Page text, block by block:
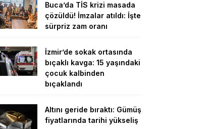
Buca’da TİS krizi masada
çözüldü! İmzalar atıldı: İşte
sürpriz zam oranı
İzmir’de sokak ortasında
bıçaklı kavga: 15 yaşındaki
çocuk kalbinden
bıçaklandı
Altını geride bıraktı: Gümüş
fiyatlarında tarihi yükseliş